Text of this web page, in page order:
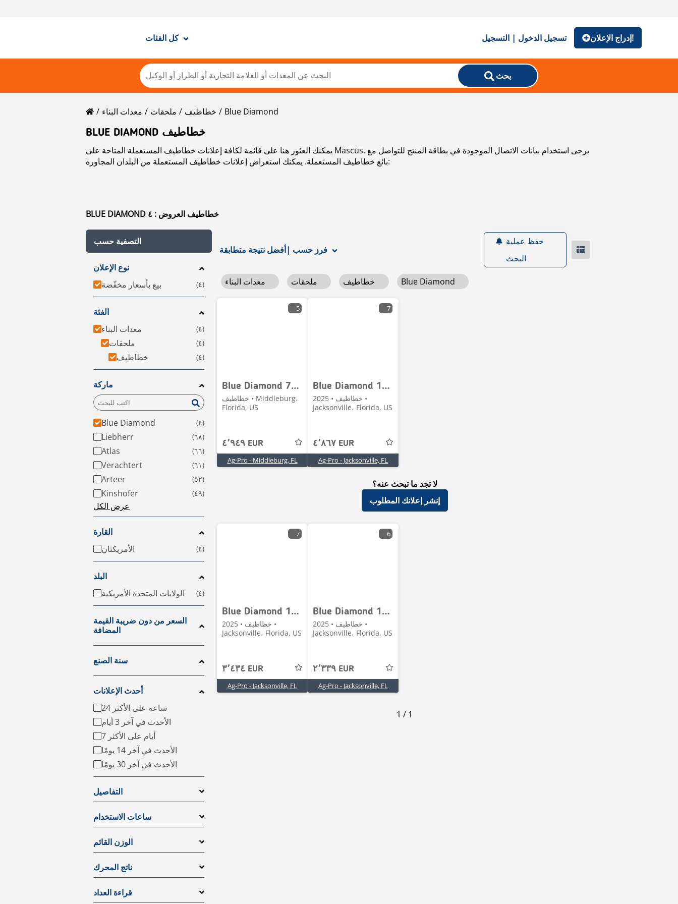
كل الفئات تسجيل الدخول | التسجيل إدراج الإعلان!
بحث
معدات البناء ملحقات خطاطيف
Blue Diamond
BLUE DIAMOND خطاطيف
يمكنك العثور هنا على قائمة لكافة إعلانات خطاطيف المستعملة المتاحة على Mascus. يرجى استخدام بيانات الاتصال الموجودة في بطاقة المنتج للتواصل مع
بائع خطاطيف المستعملة. يمكنك استعراض إعلانات خطاطيف المستعملة من البلدان المجاورة:
BLUE DIAMOND خطاطيف العروض : ٤
التصفية حسب
نوع الإعلان
بيع بأسعار مخفّضة
الفئة
معدات البناء
ملحقات
خطاطيف
ماركة
Blue Diamond
Liebherr
Atlas
Verachtert
Arteer
Kinshofer
عرض الكل
القارة
الأمريكتان
البلد
الولايات المتحدة الأمريكية
السعر من دون ضريبة القيمة
المضافة
سنة الصنع
أحدث الإعلانات
24 ساعة على الأكثر
الأحدث في آخر 3 أيام
7 أيام على الأكثر
الأحدث في آخر 14 يومًا
الأحدث في آخر 30 يومًا
التفاصيل
ساعات الاستخدام
الوزن القائم
ناتج المحرك
قراءة العداد
فرز حسب |
حفظ عملية
البحث
Blue Diamond
5
Blue Diamond 72 Severe Duty 106450
خطاطيف • Middleburg،
Florida, US
٤٬٩٤٩ EUR
Ag-Pro - Middleburg, FL
7
Blue Diamond 106450
خطاطيف • 2025 •
Jacksonville، Florida, US
٤٬٨٦٧ EUR
Ag-Pro - Jacksonville, FL
لا تجد ما تبحث عنه؟
إنشر إعلانك المطلوب
7
Blue Diamond 106040
خطاطيف • 2025 •
Jacksonville، Florida, US
٣٬٤٣٤ EUR
Ag-Pro - Jacksonville, FL
6
Blue Diamond 106033
خطاطيف • 2025 •
Jacksonville، Florida, US
٢٬٣٣٩ EUR
Ag-Pro - Jacksonville, FL
1 / 1